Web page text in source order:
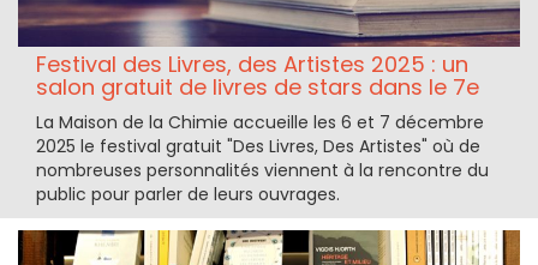
Festival des Livres, des Artistes 2025 : un
salon gratuit de livres de stars dans le 7e
La Maison de la Chimie accueille les 6 et 7 décembre
2025 le festival gratuit "Des Livres, Des Artistes" où de
nombreuses personnalités viennent à la rencontre du
public pour parler de leurs ouvrages.